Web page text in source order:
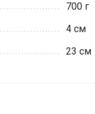
700 г
4 см
23 см